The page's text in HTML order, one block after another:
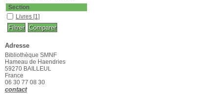
Section
Livres [1]
Adresse
Bibliothèque SMNF
Hameau de Haendries
59270 BAILLEUL
France
06 30 77 08 30
contact